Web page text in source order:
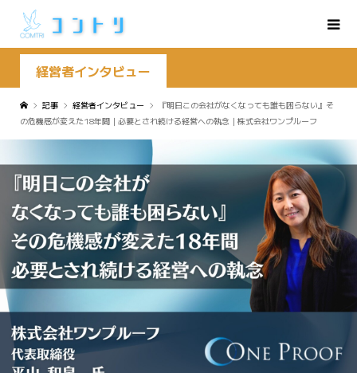
経営者インタビュー
記事 経営者インタビュー
『明日この会社がなくなっても誰も困らない』そ
の危機感が変えた18年間｜必要とされ続ける経営への執念｜株式会社ワンプルーフ